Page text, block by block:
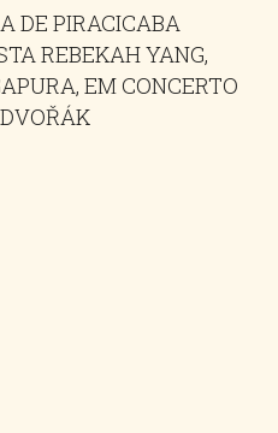
DE PIRACICABA
REBEKAH YANG,
EM CONCERTO